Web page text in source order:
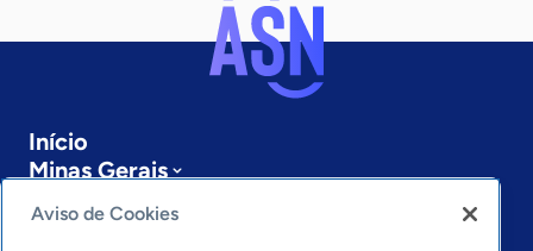
Início
Minas Gerais
Sobre a ASN
Últimas notícias
Aviso de Cookies